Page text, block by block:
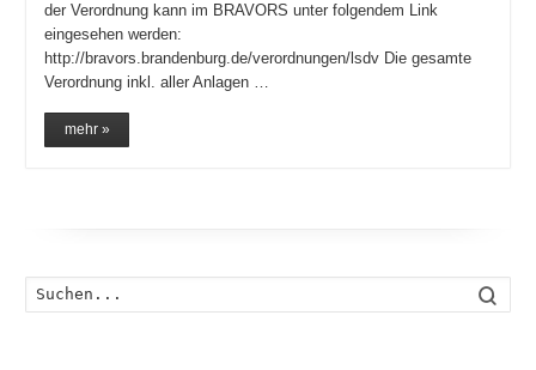
der Verordnung kann im BRAVORS unter folgendem Link
eingesehen werden:
http://bravors.brandenburg.de/verordnungen/lsdv Die gesamte
Verordnung inkl. aller Anlagen …
mehr »